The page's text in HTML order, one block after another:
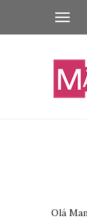
Olá